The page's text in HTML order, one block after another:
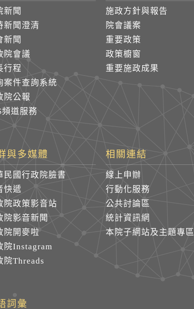
新聞
新聞澄清
新聞
院會議
行程
案件查詢系統
院公報
頻道服務
施政方針與報告
院會議案
重要政策
政策櫥窗
重要施政成果
與多媒體
民國行政院臉書
快遞
院政策影音站
院影音新聞
院開麥啦
院Instagram
院Threads
相關連結
線上申辦
行動化服務
公共討論區
統計資訊網
本院子網站及主題專區
詞彙